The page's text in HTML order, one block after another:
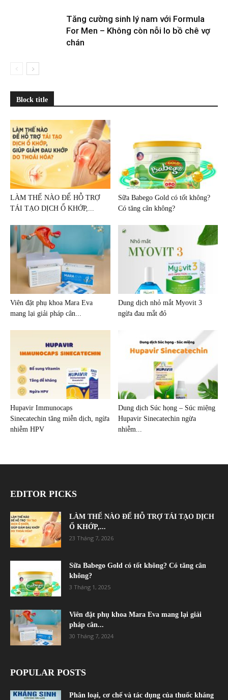
Tăng cường sinh lý nam với Formula
For Men – Không còn nỗi lo bồ chê vợ
chán
Block title
LÀM THẾ NÀO ĐỂ HỖ TRỢ
TÁI TẠO DỊCH Ổ KHỚP,...
Sữa Babego Gold có tốt không?
Có tăng cân không?
Viên đặt phụ khoa Mara Eva
mang lại giải pháp cân...
Dung dịch nhỏ mắt Myovit 3
ngừa đau mắt đỏ
Hupavir Immunocaps
Sinecatechin tăng miễn dịch, ngừa
nhiễm HPV
Dung dịch Súc họng – Súc miệng
Hupavir Sinecatechin ngừa
nhiễm...
EDITOR PICKS
LÀM THẾ NÀO ĐỂ HỖ TRỢ TÁI TẠO DỊCH
Ổ KHỚP,...
23 Tháng 7, 2026
Sữa Babego Gold có tốt không? Có tăng cân
không?
3 Tháng 1, 2025
Viên đặt phụ khoa Mara Eva mang lại giải
pháp cân...
30 Tháng 7, 2024
POPULAR POSTS
Phân loại, cơ chế và tác dụng của thuốc kháng